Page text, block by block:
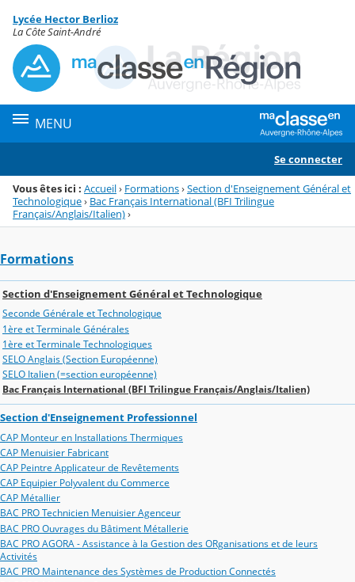
Menu de la rubrique
Contenu
Lycée Hector Berlioz
La Côte Saint-André
MENU
Se connecter
Vous êtes ici : Accueil› Formations›Section d'Enseignement Général et
Technologique› Bac Français International (BFI Trilingue
Français/Anglais/Italien)›
Formations
Section d'Enseignement Général et Technologique
Seconde Générale et Technologique
1ère et Terminale Générales
1ère et Terminale Technologiques
SELO Anglais (Section Européenne)
SELO Italien (=section européenne)
Bac Français International (BFI Trilingue Français/Anglais/Italien)
Section d'Enseignement Professionnel
CAP Monteur en Installations Thermiques
CAP Menuisier Fabricant
CAP Peintre Applicateur de Revêtements
CAP Equipier Polyvalent du Commerce
CAP Métallier
BAC PRO Technicien Menuisier Agenceur
BAC PRO Ouvrages du Bâtiment Métallerie
BAC PRO AGORA - Assistance à la Gestion des ORganisations et de leurs
Activités
BAC PRO Maintenance des Systèmes de Production Connectés